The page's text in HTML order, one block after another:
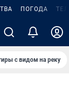
ПОГОДА
с видом на реку